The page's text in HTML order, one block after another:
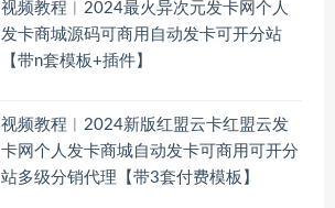
视频教程︱2024最火异次元发卡网个人
发卡商城源码可商用自动发卡可开分站
【带n套模板+插件】
视频教程︱2024新版红盟云卡红盟云发
卡网个人发卡商城自动发卡可商用可开分
站多级分销代理【带3套付费模板】